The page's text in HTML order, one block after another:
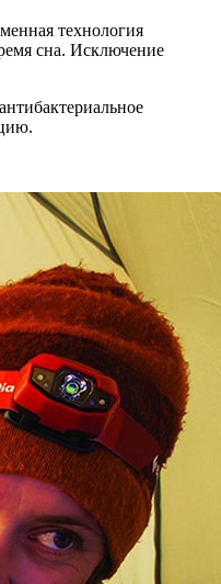
технология
сна. Исключение